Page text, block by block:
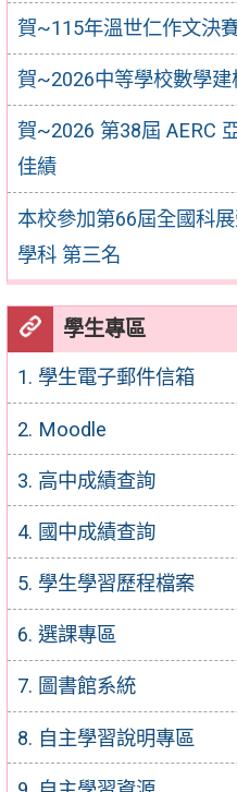
賀~115年溫世仁作文決
賀~2026中等學校數學
賀~2026 第38屆 AERC
佳績
本校參加第66屆全國科
學科 第三名
學生專區
1. 學生電子郵件信箱
2. Moodle
3. 高中成績查詢
4. 國中成績查詢
5. 學生學習歷程檔案
6. 選課專區
7. 圖書館系統
8. 自主學習說明專區